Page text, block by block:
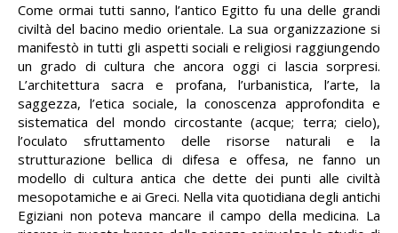
Come ormai tutti sanno, l’antico Egitto fu una delle grandi
civiltà del bacino medio orientale. La sua organizzazione si
manifestò in tutti gli aspetti sociali e religiosi raggiungendo
un grado di cultura che ancora oggi ci lascia sorpresi.
L’architettura sacra e profana, l’urbanistica, l’arte, la
saggezza, l’etica sociale, la conoscenza approfondita e
sistematica del mondo circostante (acque; terra; cielo),
l’oculato sfruttamento delle risorse naturali e la
strutturazione bellica di difesa e offesa, ne fanno un
modello di cultura antica che dette dei punti alle civiltà
mesopotamiche e ai Greci. Nella vita quotidiana degli antichi
Egiziani non poteva mancare il campo della medicina. La